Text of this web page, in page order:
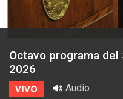
Octavo programa
2026
VIVO Audio